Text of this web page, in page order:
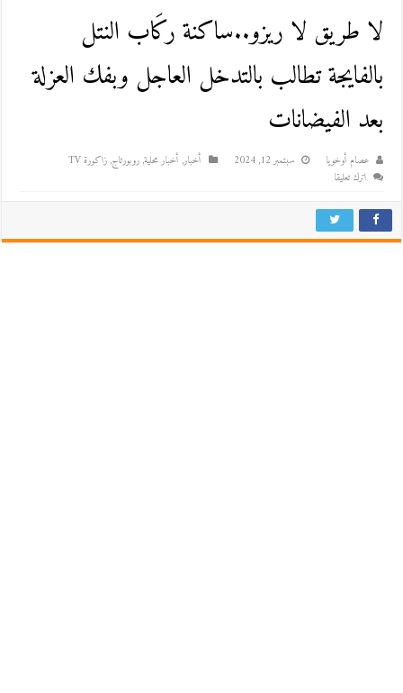
لا طريق لا ريزو..ساكنة ركَاب النتل
بالفايجة تطالب بالتدخل العاجل وبفك العزلة
بعد الفيضانات
عصام أوخويا سبتمبر 12, 2024 أخبار, أخبار محلية, روبورتاج, زاكورة TV
اترك تعليقا